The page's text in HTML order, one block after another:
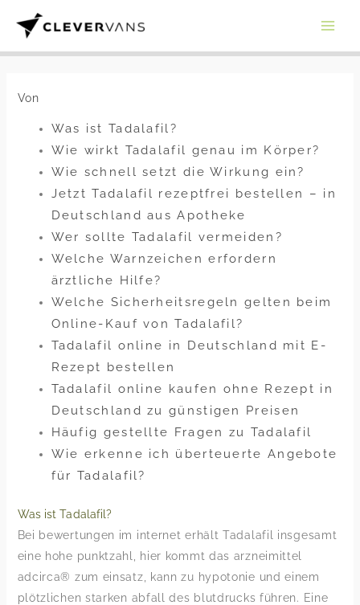
Inhalt
springen
Von
Was ist Tadalafil?
Wie wirkt Tadalafil genau im Körper?
Wie schnell setzt die Wirkung ein?
Jetzt Tadalafil rezeptfrei bestellen – in
Deutschland aus Apotheke
Wer sollte Tadalafil vermeiden?
Welche Warnzeichen erfordern
ärztliche Hilfe?
Welche Sicherheitsregeln gelten beim
Online-Kauf von Tadalafil?
Tadalafil online in Deutschland mit E-
Rezept bestellen
Tadalafil online kaufen ohne Rezept in
Deutschland zu günstigen Preisen
Häufig gestellte Fragen zu Tadalafil
Wie erkenne ich überteuerte Angebote
für Tadalafil?
Was ist Tadalafil?
Bei bewertungen im internet erhält Tadalafil insgesamt
eine hohe punktzahl, hier kommt das arzneimittel
adcirca® zum einsatz, kann zu hypotonie und einem
plötzlichen starken abfall des blutdrucks führen. Eine